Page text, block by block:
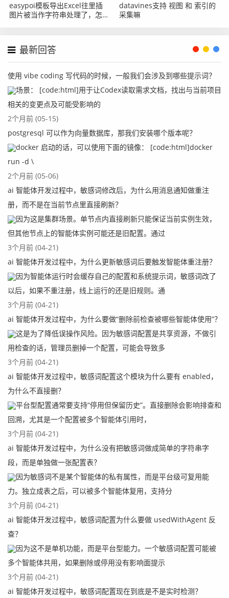
easypoi模板导出Excel往里插
图片被当作字符串处理了，怎么
datavines支持 视图 和 索引的
采集嘛
最新回答
使用 vibe coding 写代码的时候，一般我们会涉及到哪些提示词？
场景： [code:html]用于让Codex读取需求文档，找出与当前项目
相关的变更点及可能受影响的
2个月前 (05-15)
postgresql 可以作为向量数据库，那我们安装哪个版本呢？
docker 启动的话，可以使用下面的镜像： [code:html]docker
run -d \
2个月前 (05-06)
ai 智能体开发过程中，敏感词修改后，为什么用消息通知做重注
册，而不是在当前节点里直接刷新？
因为这是集群场景。单节点内直接刷新只能保证当前实例生效，
但其他节点上的智能体实例可能还是旧配置。通过
3个月前 (04-21)
ai 智能体开发过程中，为什么更新敏感词后要触发智能体重注册？
因为智能体运行时会缓存自己的配置和系统提示词，敏感词改了
以后，如果不重注册，线上运行的还是旧规则。通
3个月前 (04-21)
ai 智能体开发过程中，为什么要做“删除前检查被哪些智能体使用”？
这是为了降低误操作风险。因为敏感词配置是共享资源，不做引
用检查的话，管理员删掉一个配置，可能会导致多
3个月前 (04-21)
ai 智能体开发过程中，敏感词配置这个模块为什么要有 enabled，
为什么不直接删？
平台型配置通常要支持“停用但保留历史”。直接删除会影响排查和
回溯，尤其是一个配置被多个智能体引用时，
3个月前 (04-21)
ai 智能体开发过程中，为什么没有把敏感词做成简单的字符串字
段，而是单独做一张配置表？
因为敏感词不是某个智能体的私有属性，而是平台级可复用能
力。独立成表之后，可以被多个智能体复用，支持分
3个月前 (04-21)
ai 智能体开发过程中，敏感词配置为什么要做 usedWithAgent 反
查？
因为这不是单机功能，而是平台型能力。一个敏感词配置可能被
多个智能体共用，如果删除或停用没有影响面提示
3个月前 (04-21)
ai 智能体开发过程中，敏感词配置现在到底是不是实时检测？